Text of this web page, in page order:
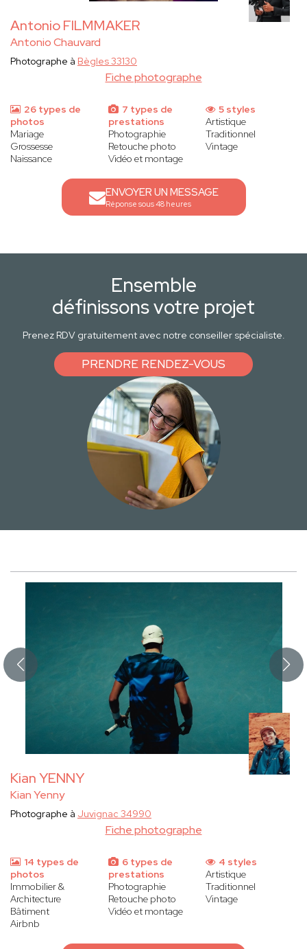
Antonio FILMMAKER
Antonio Chauvard
Fiche photographe
Photographe à Bègles 33130
26 types de
photos
Mariage
Grossesse
Naissance
7 types de
prestations
Photographie
Retouche photo
Vidéo et montage
5 styles
Artistique
Traditionnel
Vintage
ENVOYER UN MESSAGE
Réponse sous 48 heures
Ensemble
définissons votre projet
Prenez RDV gratuitement avec notre conseiller spécialiste.
PRENDRE RENDEZ-VOUS
Kian YENNY
Kian Yenny
Fiche photographe
Photographe à Juvignac 34990
14 types de
photos
Immobilier &
Architecture
Bâtiment
Airbnb
6 types de
prestations
Photographie
Retouche photo
Vidéo et montage
4 styles
Artistique
Traditionnel
Vintage